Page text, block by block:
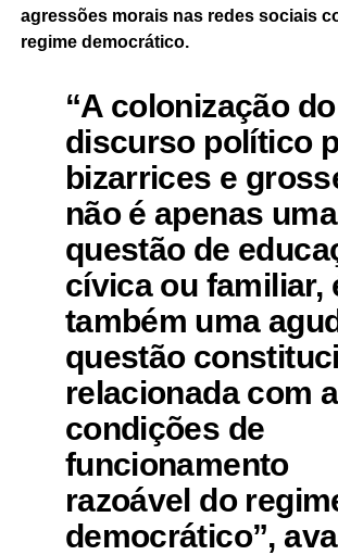
agressões morais nas redes sociais
regime democrático.
“A colonização do
discurso político
bizarrices e
não é apenas uma
questão de
cívica ou familiar,
também uma
questão
relacionada com
condições de
funcionamento
razoável do
democrático”,